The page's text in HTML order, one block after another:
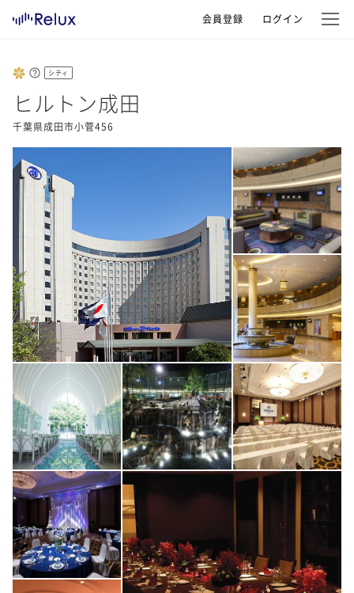
会員登録 ログイン
シティ
ヒルトン成田
千葉県成田市小菅456